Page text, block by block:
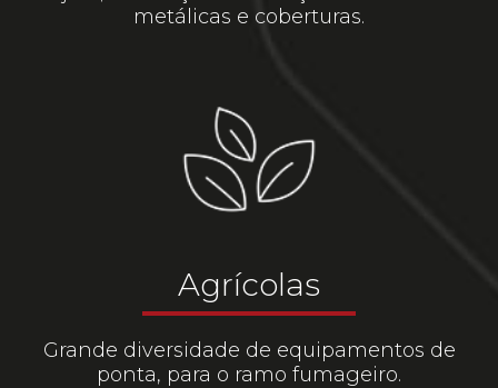
metálicas e coberturas.
Agrícolas
Grande diversidade de equipamentos de
ponta, para o ramo fumageiro.